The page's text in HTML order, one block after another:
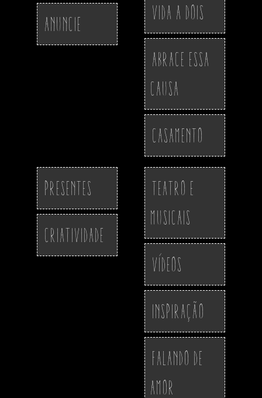
Anuncie
Vida a Dois
Abrace essa
Causa
Casamento
Presentes
Criatividade
Teatro e
Musicais
Vídeos
Inspiração
Falando de
Amor